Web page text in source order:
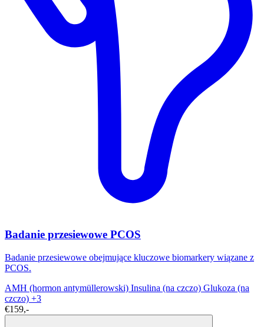
Badanie przesiewowe PCOS
Badanie przesiewowe obejmujące kluczowe biomarkery wiązane z
PCOS.
AMH (hormon antymüllerowski) Insulina (na czczo) Glukoza (na
czczo) +3
€159,-